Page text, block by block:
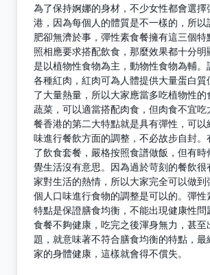
為了保持婀娜的身材，不少女性都會選擇
港，因為每個人的體質是不一樣的，所
肥卻無濟於事，彈性素食餐擁有這三個
照相應要求搭配飲食，那麼效果都十分
是以植物性食物為主，動物性食物為輔
各種紅肉，紅肉可為人體提供大量蛋白
了大量熱量，所以大家應當多吃植物性
蔬菜，可以適當搭配肉食，但肉食不宜吃
餐香港的第二大特點就是具有彈性，可以
味進行餐飲方面的調整，不必故步自封。
了飲食套餐，嚴格按照食譜做飯，但有
覺生活沒有意思。因為過於苛刻的餐飲
家對生活的熱情，所以大家完全可以做
個人口味進行食物的調整是可以的。彈性
特點是保證膳食均衡，不能出現健康性
食餐不夠健康，吃完之後渾身無力，甚至
題，就意味著不符合膳食均衡的特點，
家的身體健康，這樣就會得不償失。